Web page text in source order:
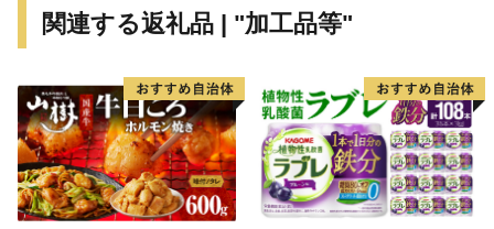
関連する返礼品 | "加工品等"